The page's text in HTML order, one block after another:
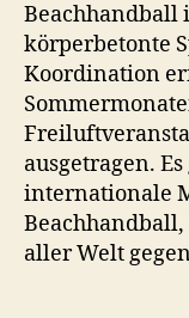
Beachhandball
körperbetonte
Koordination
ausgetragen.
internationale
aller Welt